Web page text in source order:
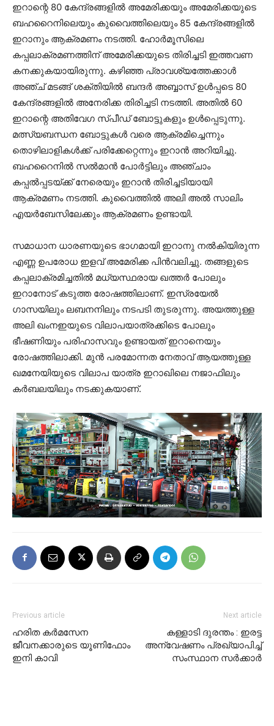
ഇറാന്റെ 80 കേന്ദ്രങ്ങളിൽ അമേരിക്കയും അമേരിക്കയുടെ
ബഹറൈനിലെയും കുവൈത്തിലെയും 85 കേന്ദ്രങ്ങളിൽ
ഇറാനും ആക്രമണം നടത്തി. ഹോർമൂസിലെ
കപ്പലാക്രമണത്തിന് അമേരിക്കയുടെ തിരിച്ചടി ഇത്തവണ
കനക്കുകയായിരുന്നു. കഴിഞ്ഞ പ്രാവശ്യത്തേക്കാൾ
അഞ്ച് മടങ്ങ് ശക്തിയിൽ ബന്ദർ അബ്ബാസ് ഉൾപ്പടെ 80
കേന്ദ്രങ്ങളിൽ അനേരിക്ക തിരിച്ചടി നടത്തി. അതിൽ 60
ഇറാന്റെ അതിവേഗ സ്പീഡ് ബോട്ടുകളും ഉൾപ്പെടുന്നു.
മത്സ്യബന്ധന ബോട്ടുകൾ വരെ ആക്രമിച്ചെന്നും
തൊഴിലാളികൾക്ക് പരിക്കേറ്റെന്നും ഇറാൻ അറിയിച്ചു.
ബഹറൈനിൽ സൽമാൻ പോർട്ടിലും അഞ്ചാം
കപ്പൽപ്പടയ്ക്ക് നേരെയും ഇറാൻ തിരിച്ചടിയായി
ആക്രമണം നടത്തി. കുവൈത്തിൽ അലി അൽ സാലിം
എയർബേസിലേക്കും ആക്രമണം ഉണ്ടായി.
സമാധാന ധാരണയുടെ ഭാഗമായി ഇറാനു നൽകിയിരുന്ന
എണ്ണ ഉപരോധ ഇളവ് അമേരിക്ക പിൻവലിച്ചു. തങ്ങളുടെ
കപ്പലാക്രമിച്ചതിൽ മധ്യസ്ഥരായ ഖത്തർ പോലും
ഇറാനോട് കടുത്ത രോഷത്തിലാണ്. ഇസ്രയേൽ
ഗാസയിലും ലബനനിലും നടപടി തുടരുന്നു. അയത്തുള്ള
അലി ഖംനഇയുടെ വിലാപയാത്രക്കിടെ പോലും
ഭീഷണിയും പരിഹാസവും ഉണ്ടായത് ഇറാനെയും
രോഷത്തിലാക്കി. മുൻ പരമോന്നത നേതാവ് ആയത്തുള്ള
ഖമനേയിയുടെ വിലാപ യാത്ര ഇറാഖിലെ നജാഫിലും
കർബലയിലും നടക്കുകയാണ്.
Previous article
ഹരിത കർമസേന
ജീവനക്കാരുടെ യൂണിഫോം
ഇനി കാവി
Next article
കള്ളാടി ദുരന്തം : ഇരട്ട
അന്വേഷണം പ്രഖ്യാപിച്ച്
സംസ്ഥാന സർക്കാർ